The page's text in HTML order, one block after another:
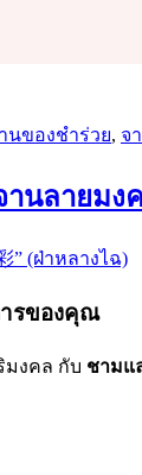
กับ
นของชำร่วย, จ
ลายมง
ารของคุณ
มงคล กับ ชามแ